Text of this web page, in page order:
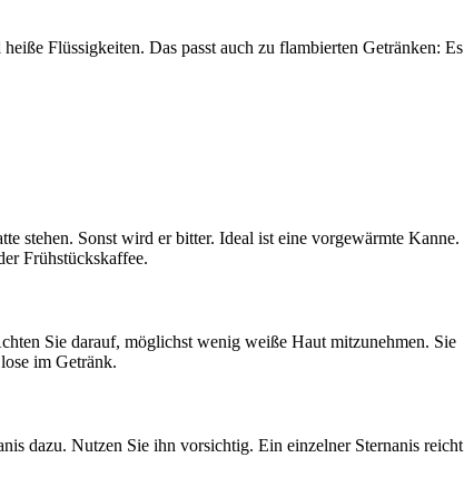
Flüssigkeiten. Das passt auch zu flambierten Getränken: Es
stehen. Sonst wird er bitter. Ideal ist eine vorgewärmte Kanne.
Frühstückskaffee.
Sie darauf, möglichst wenig weiße Haut mitzunehmen. Sie
im Getränk.
dazu. Nutzen Sie ihn vorsichtig. Ein einzelner Sternanis reicht